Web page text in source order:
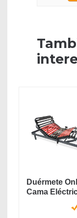
Duérmete
Cama